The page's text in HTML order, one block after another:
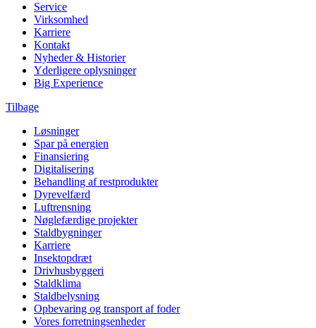
Service
Virksomhed
Karriere
Kontakt
Nyheder & Historier
Yderligere oplysninger
Big Experience
Tilbage
Løsninger
Spar på energien
Finansiering
Digitalisering
Behandling af restprodukter
Dyrevelfærd
Luftrensning
Nøglefærdige projekter
Staldbygninger
Karriere
Insektopdræt
Drivhusbyggeri
Staldklima
Staldbelysning
Opbevaring og transport af foder
Vores forretningsenheder